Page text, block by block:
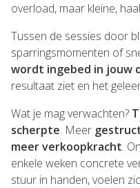
overload, maar kleine,
Tussen de sessies door
sparringsmomenten of
wordt ingebed in jouw
resultaat ziet en het
Wat je mag verwachten?
scherpte. Meer
meer verkoopkracht.
enkele weken concrete
stuur in handen, voelen